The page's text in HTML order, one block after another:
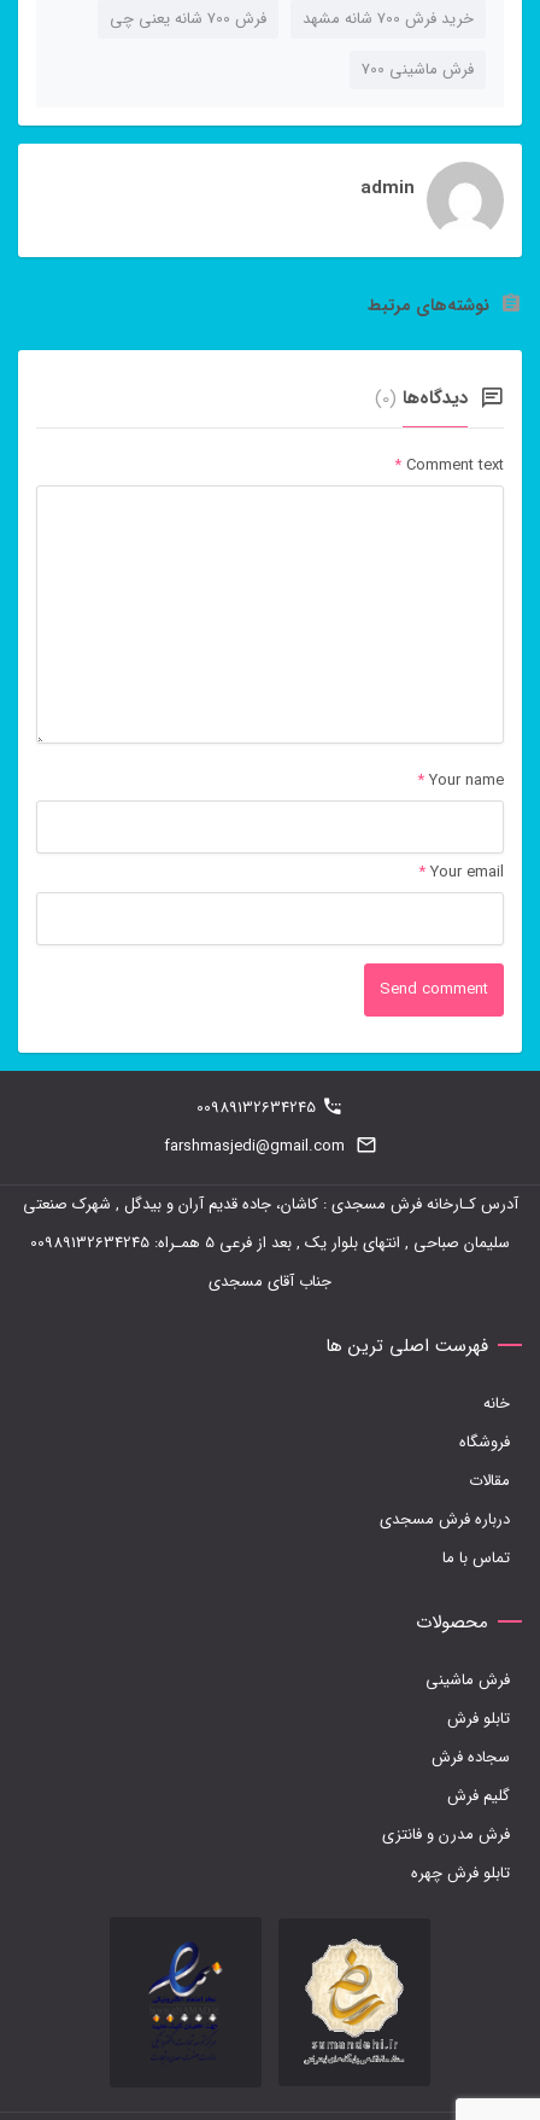
خرید فرش 700 شانه مشهد
فرش 700 شانه يعني چی
فرش ماشینی 700
admin
نوشته‌های مرتبط
دیدگاه‌ها (0)
Comment text
*
Your name
*
Your email
*
00989132634245
farshmasjedi@gmail.com
آدرس کـارخانه فرش مسجدی : کاشان، جاده قدیم آران و بیدگل , شهرک صنعتی
سلیمان صباحی , انتهای بلوار یک , بعد از فرعی 5 همـراه: 00989132634245
جناب آقای مسجدی
فهرست اصلی ترین ها
خانه
فروشگاه
مقالات
درباره فرش مسجدی
تماس با ما
محصولات
فرش ماشینی
تابلو فرش
سجاده فرش
گلیم فرش
فرش مدرن و فانتزی
تابلو فرش چهره